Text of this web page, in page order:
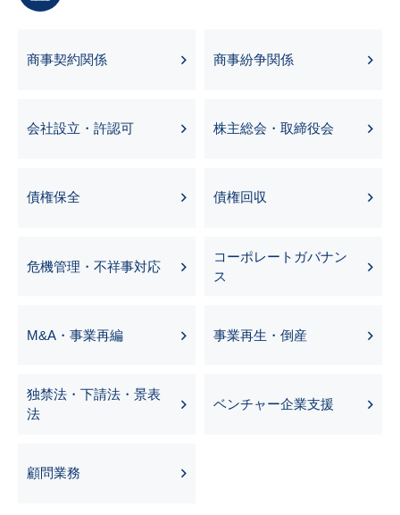
商事契約関係 商事紛争関係
会社設立・許認可 株主総会・取締役会
債権保全 債権回収
危機管理・不祥事対応
コーポレートガバナン
ス
M&A・事業再編 事業再生・倒産
独禁法・下請法・景表
法
ベンチャー企業支援
顧問業務